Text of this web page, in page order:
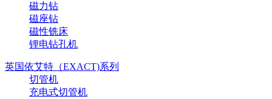
磁力钻
磁座钻
磁性铣床
锂电钻孔机
英国依艾特（EXACT)系列
切管机
充电式切管机